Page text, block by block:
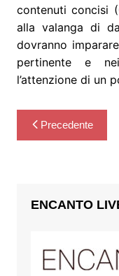
contenuti concisi
alla valanga di
dovranno
pertinente e
l’attenzione di un
Navigazione
articoli
Precedente
ENCANTO